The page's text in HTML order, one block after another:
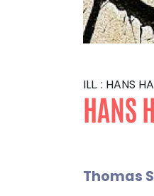
ILL. : HANS
HANS
Thomas